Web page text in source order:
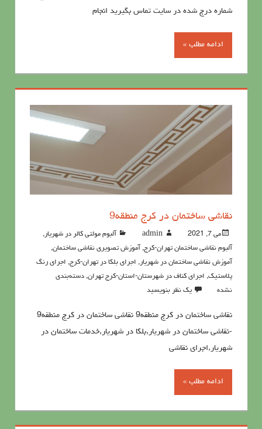
شماره درج شده در سایت تماس بگیرید انجام
ادامه مطلب »
نقاشی ساختمان در کرج منطقه9
می 7, 2021 admin آلبوم مولتی کالر در شهریار,
آلبوم نقاشی ساختمان تهران-کرج, آموزش تصویری نقاشی ساختمان,
آموزش نقاشی ساختمان در شهریار, اجرای بلکا در تهران-کرج, اجرای رنگ
پلاستیک, اجرای کناف در شهرستان-استان-کرج تهران, دسته‌بندی
نشده
یک نظر بنویسید
نقاشی ساختمان در کرج منطقه9 نقاشی ساختمان در کرج منطقه9
-نقاشی ساختمان در شهریار,بلکا در شهریار,خدمات ساختمان در
شهریار,اجرای نقاشی
ادامه مطلب »